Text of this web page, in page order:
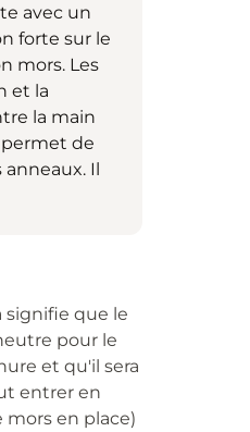
avec un
forte sur le
mors. Les
et la
la main
permet de
Il
signifie que le
pour le
et qu'il sera
entrer en
en place)